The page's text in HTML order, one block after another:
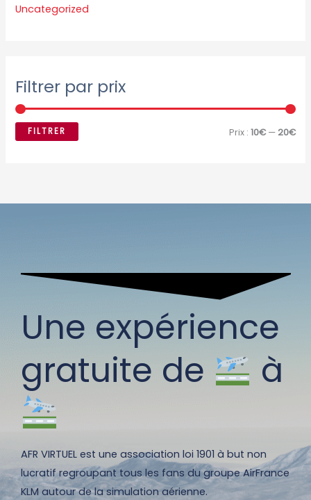
Uncategorized
Filtrer par prix
FILTRER Prix : 10€—20€
Une expérience
gratuite de
à
AFR VIRTUEL est une association loi 1901 à but non
lucratif regroupant tous les fans du groupe AirFrance
KLM autour de la simulation aérienne.